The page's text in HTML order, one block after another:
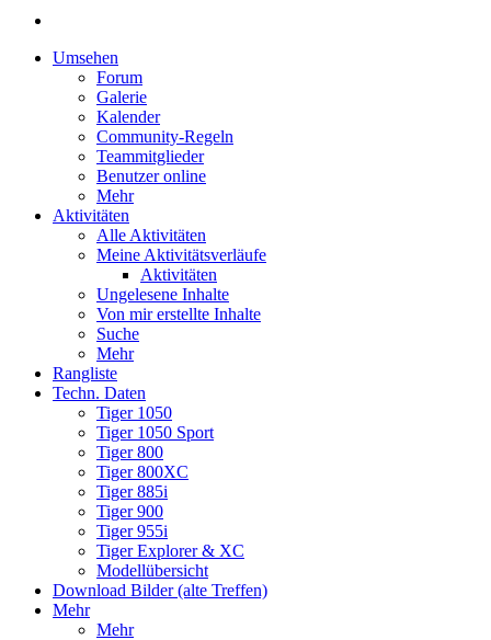
Umsehen
Forum
Galerie
Kalender
Community-Regeln
Teammitglieder
Benutzer online
Mehr
Aktivitäten
Alle Aktivitäten
Meine Aktivitätsverläufe
Aktivitäten
Ungelesene Inhalte
Von mir erstellte Inhalte
Suche
Mehr
Rangliste
Techn. Daten
Tiger 1050
Tiger 1050 Sport
Tiger 800
Tiger 800XC
Tiger 885i
Tiger 900
Tiger 955i
Tiger Explorer & XC
Modellübersicht
Download Bilder (alte Treffen)
Mehr
Mehr